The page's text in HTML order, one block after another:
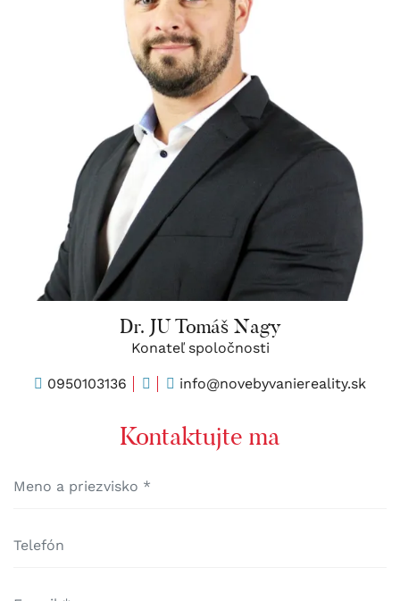
Dr. JU Tomáš Nagy
Konateľ spoločnosti
0950103136 info@novebyvaniereality.sk
Kontaktujte ma